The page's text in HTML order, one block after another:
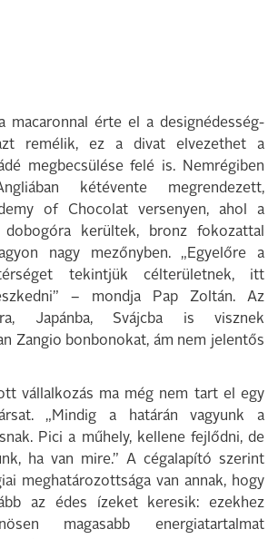
macaronnal érte el a designédesség-
remélik, ez a divat elvezethet a
megbecsülése felé is. Nemrégiben
kétévente megrendezett,
of Chocolat versenyen, ahol a
kerültek, bronz fokozattal
nagy mezőnyben. „Egyelőre a
tekintjük célterületnek, itt
– mondja Pap Zoltán. Az
Japánba, Svájcba is visznek
Zangio bonbonokat, ám nem jelentős
vállalkozás ma még nem tart el egy
„Mindig a határán vagyunk a
Pici a műhely, kellene fejlődni, de
ha van mire.” A cégalapító szerint
meghatározottsága van annak, hogy
az édes ízeket keresik: ezekhez
magasabb energiatartalmat